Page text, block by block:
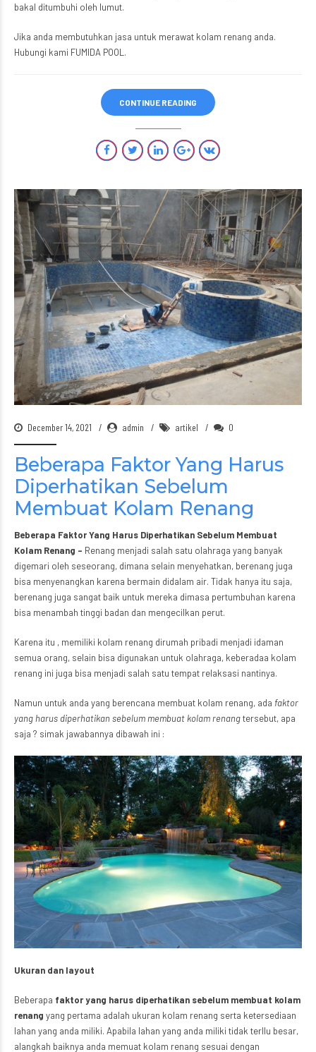
bakal ditumbuhi oleh lumut.
Jika anda membutuhkan jasa untuk merawat kolam renang anda.
Hubungi kami FUMIDA POOL.
CONTINUE READING
December 14, 2021 admin artikel 0
Beberapa Faktor Yang Harus
Diperhatikan Sebelum
Membuat Kolam Renang
Beberapa Faktor Yang Harus Diperhatikan Sebelum Membuat
Kolam Renang – Renang menjadi salah satu olahraga yang banyak
digemari oleh seseorang, dimana selain menyehatkan, berenang juga
bisa menyenangkan karena bermain didalam air. Tidak hanya itu saja,
berenang juga sangat baik untuk mereka dimasa pertumbuhan karena
bisa menambah tinggi badan dan mengecilkan perut.
Karena itu , memiliki kolam renang dirumah pribadi menjadi idaman
semua orang, selain bisa digunakan untuk olahraga, keberadaa kolam
renang ini juga bisa menjadi salah satu tempat relaksasi nantinya.
Namun untuk anda yang berencana membuat kolam renang, ada faktor
yang harus diperhatikan sebelum membuat kolam renangtersebut, apa
saja ? simak jawabannya dibawah ini :
Ukuran dan layout
Beberapa faktor yang harus diperhatikan sebelum membuat kolam
renang yang pertama adalah ukuran kolam renang serta ketersediaan
lahan yang anda miliki. Apabila lahan yang anda miliki tidak terllu besar,
alangkah baiknya anda memuat kolam renang sesuai dengan